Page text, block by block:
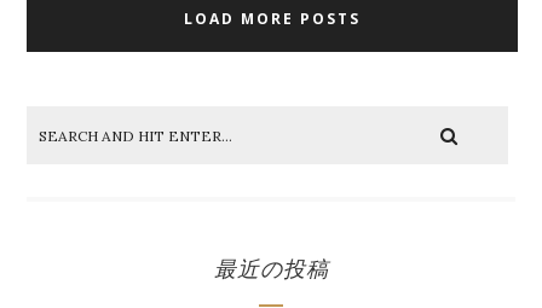
LOAD MORE POSTS
最近の投稿